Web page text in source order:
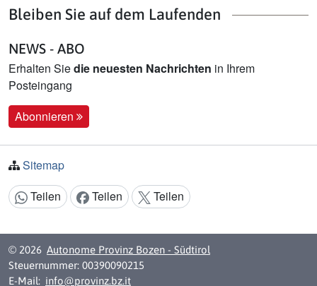
Bleiben Sie auf dem Laufenden
NEWS - ABO
Erhalten Siedie neuesten Nachrichten in Ihrem
Posteingang
Abonnieren
Sitemap
Inhalt teilen:
Teilen Teilen Teilen
© 2026 Autonome Provinz Bozen - Südtirol
Steuernummer: 00390090215
E-Mail: info@provinz.bz.it